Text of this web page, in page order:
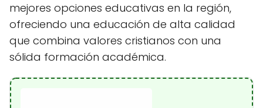
mejores opciones educativas en la región,
ofreciendo una educación de alta calidad
que combina valores cristianos con una
sólida formación académica.